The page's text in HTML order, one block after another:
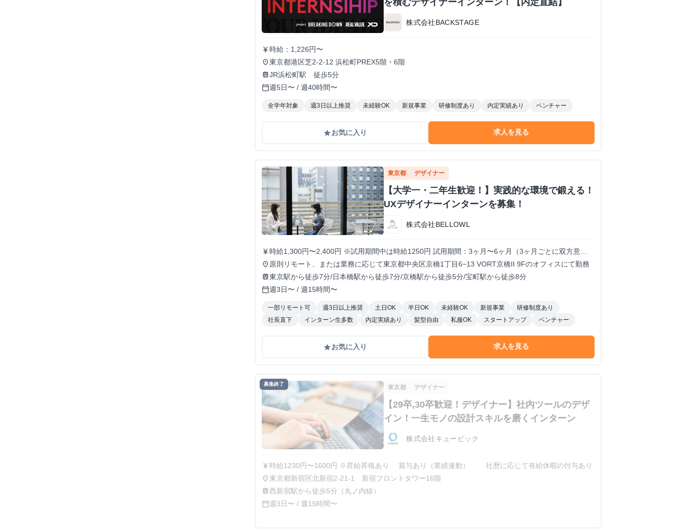
を積むデザイナーインターン！【内定直結】
株式会社BACKSTAGE
currency_yen時給：1,226円〜
place東京都港区芝2-2-12 浜松町PREX5階・6階
trainJR浜松町駅 徒歩5分
calendar_today週5日〜 / 週40時間〜
全学年対象 週3日以上推奨 未経験OK 新規事業 研修制度あり 内定実績あり ベンチャー
gradeお気に入り 求人を見る
東京都 デザイナー
【大学一・二年生歓迎！】実践的な環境で鍛える！
UXデザイナーインターンを募集！
株式会社BELLOWL
currency_yen時給1,300円〜2,400円 ※試用期間中は時給1250円 試用期間：3ヶ月〜6ヶ月（3ヶ月ごとに双方意思
確認の上、契約を更新）
place 原則リモート、または業務に応じて東京都中央区京橋1丁目6−13 VORT京橋II 9Fのオフィスにて勤務
train東京駅から徒歩7分/日本橋駅から徒歩7分/京橋駅から徒歩5分/宝町駅から徒歩8分
calendar_today週3日〜 / 週15時間〜
一部リモート可 週3日以上推奨 土日OK 半日OK 未経験OK 新規事業
研修制度あり
社長直下
インターン生多数 内定実績あり 髪型自由 私服OK スタートアップ ベンチャー
gradeお気に入り 求人を見る
募集終了 東京都 デザイナー
【29卒,30卒歓迎！デザイナー】社内ツールのデザ
イン！一生モノの設計スキルを磨くインターン
株式会社キュービック
currency_yen 時給1230円〜1600円 ※昇給昇格あり 賞与あり（業績連動） 社歴に応じて有給休暇の付与あり
place東京都新宿区北新宿2‐21‐1 新宿フロントタワー16階
train西新宿駅から徒歩5分（丸ノ内線）
calendar_today週3日〜 / 週15時間〜